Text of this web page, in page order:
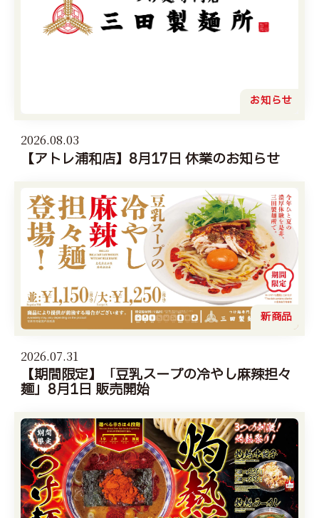
お知らせ
2026.08.03
【アトレ浦和店】8月17日 休業のお知らせ
新商品
2026.07.31
【期間限定】「豆乳スープの冷やし麻辣担々
麺」8月1日 販売開始